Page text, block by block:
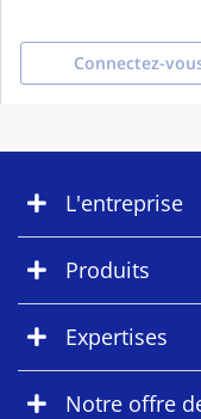
Connectez-
L'entreprise
Produits
Expertises
Notre offre